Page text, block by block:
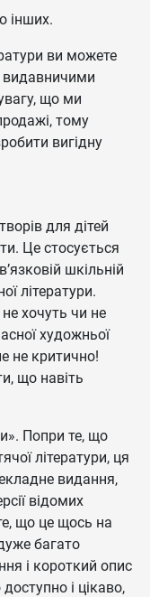
інших.
ви можете
видавничими
що ми
тому
вигідну
для дітей
Це стосується
шкільній
літератури.
хочуть чи не
художньої
не критично!
що навіть
Попри те, що
літератури, ця
видання,
відомих
що це щось на
багато
і короткий опис
і цікаво,